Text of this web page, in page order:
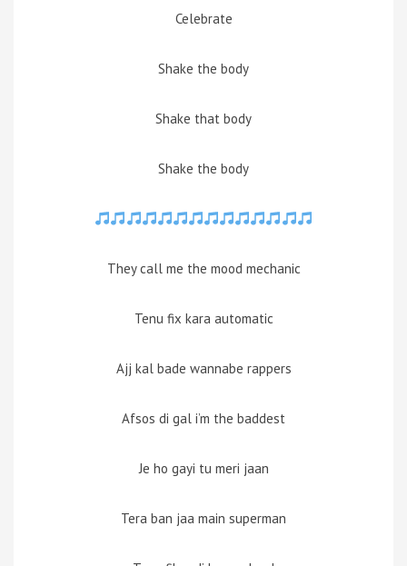
Celebrate
Shake the body
Shake that body
Shake the body
They call me the mood mechanic
Tenu fix kara automatic
Ajj kal bade wannabe rappers
Afsos di gal i’m the baddest
Je ho gayi tu meri jaan
Tera ban jaa main superman